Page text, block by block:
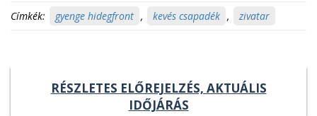
Címkék: gyenge hidegfront , kevés csapadék , zivatar
RÉSZLETES ELŐREJELZÉS, AKTUÁLIS
IDŐJÁRÁS